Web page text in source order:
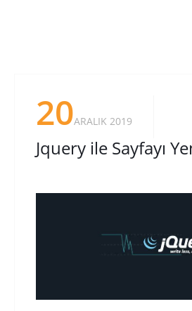
20ARALIK 2019
Jquery ile Sayfayı